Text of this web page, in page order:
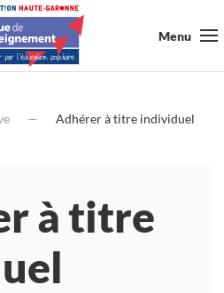
Menu
Adhérer à titre individuel
à titre